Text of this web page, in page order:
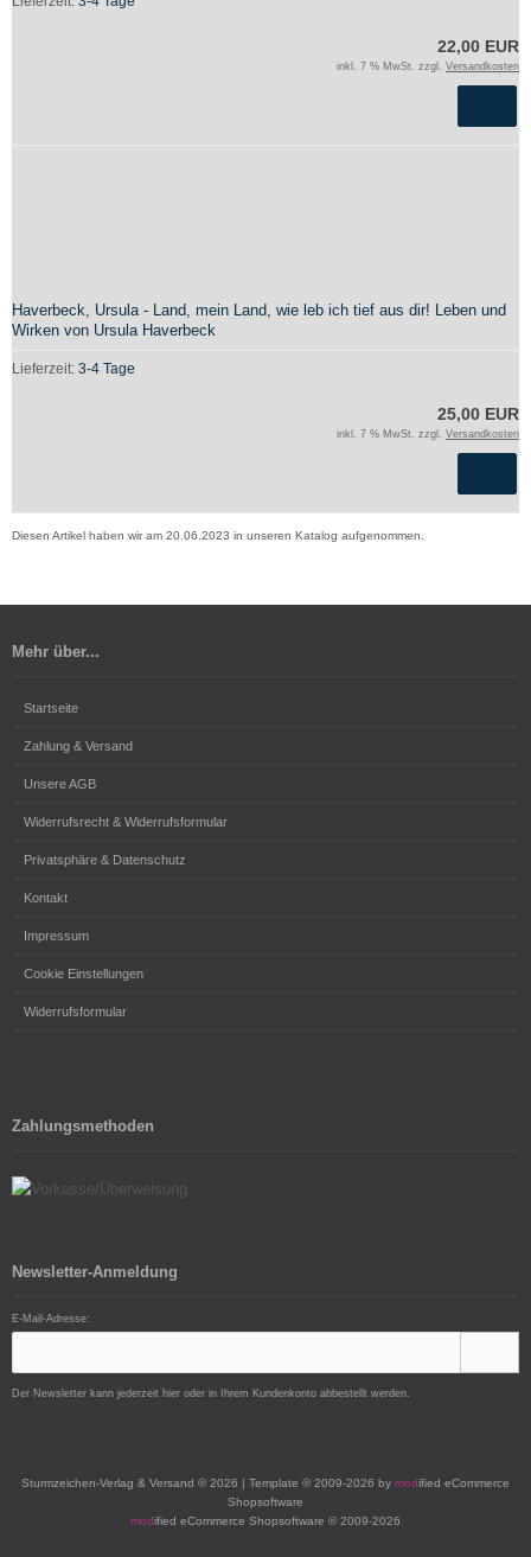
22,00 EUR
inkl. 7 % MwSt. zzgl. Versandkosten
Haverbeck, Ursula - Land, mein Land, wie leb ich tief aus dir! Leben und
Wirken von Ursula Haverbeck
Lieferzeit: 3-4 Tage
25,00 EUR
inkl. 7 % MwSt. zzgl. Versandkosten
Diesen Artikel haben wir am 20.06.2023 in unseren Katalog aufgenommen.
Mehr über...
Startseite
Zahlung & Versand
Unsere AGB
Widerrufsrecht & Widerrufsformular
Privatsphäre & Datenschutz
Kontakt
Impressum
Cookie Einstellungen
Widerrufsformular
Zahlungsmethoden
Newsletter-Anmeldung
E-Mail-Adresse:
Der Newsletter kann jederzeit hier oder in Ihrem Kundenkonto abbestellt werden.
Sturmzeichen-Verlag & Versand © 2026 | Template © 2009-2026 by modified eCommerce
Shopsoftware
modified eCommerce Shopsoftware © 2009-2026